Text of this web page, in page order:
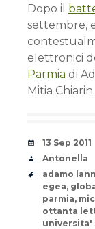
Dopo il
settembre,
elettronici
Parmia di
Mitia Chiarin.
Date
13 Sep 2011
Author
Antonella
Tags
adamo
egea,
parmia,
ottanta
universita'